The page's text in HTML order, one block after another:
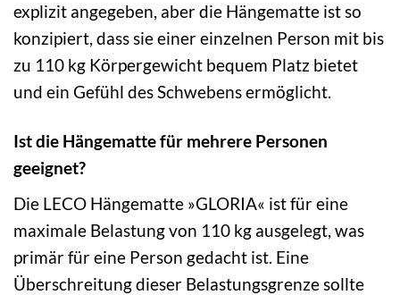
explizit angegeben, aber die Hängematte ist so
konzipiert, dass sie einer einzelnen Person mit bis
zu 110 kg Körpergewicht bequem Platz bietet
und ein Gefühl des Schwebens ermöglicht.
Ist die Hängematte für mehrere Personen
geeignet?
Die LECO Hängematte »GLORIA« ist für eine
maximale Belastung von 110 kg ausgelegt, was
primär für eine Person gedacht ist. Eine
Überschreitung dieser Belastungsgrenze sollte